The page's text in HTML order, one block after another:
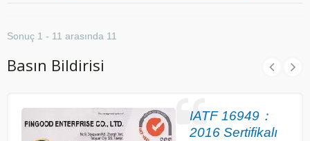
Sonuç 1 - 11 arasında 11
Basın Bildirisi
IATF 16949：
2016 Sertifikalı